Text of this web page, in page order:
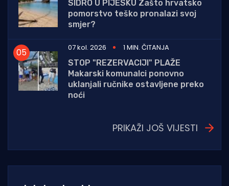
SIDRO U PIJESKU Zašto hrvatsko
pomorstvo teško pronalazi svoj
smjer?
07 kol. 2026
1 MIN. ČITANJA
STOP "REZERVACIJI" PLAŽE
Makarski komunalci ponovno
uklanjali ručnike ostavljene preko
noći
PRIKAŽI JOŠ VIJESTI